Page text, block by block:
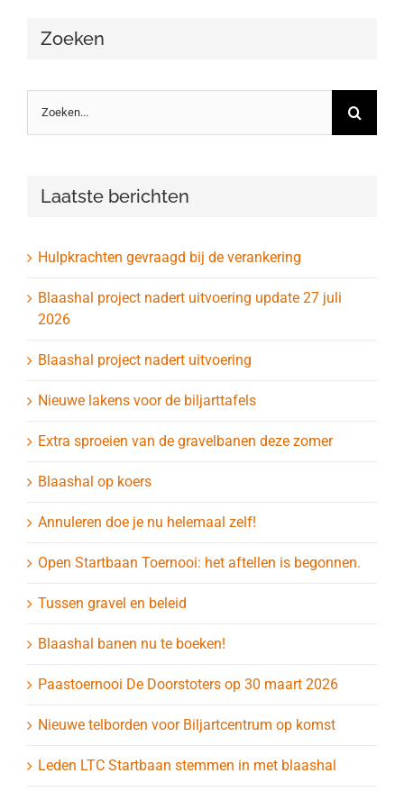
Zoeken
naar:
Laatste berichten
Hulpkrachten gevraagd bij de verankering
Blaashal project nadert uitvoering update 27 juli
2026
Blaashal project nadert uitvoering
Nieuwe lakens voor de biljarttafels
Extra sproeien van de gravelbanen deze zomer
Blaashal op koers
Annuleren doe je nu helemaal zelf!
Open Startbaan Toernooi: het aftellen is begonnen.
Tussen gravel en beleid
Blaashal banen nu te boeken!
Paastoernooi De Doorstoters op 30 maart 2026
Nieuwe telborden voor Biljartcentrum op komst
Leden LTC Startbaan stemmen in met blaashal